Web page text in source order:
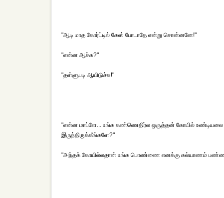
"ஆடி மாத கோர்ட்டில் கேஸ் போடாதே என்று சொன்னனே!"
"என்ன ஆச்சு?"
"தள்ளுபடி ஆயிடுச்சு!"
"என்ன மாப்ளே... உங்க கண்ணெதிர்ல ஒருத்தன் கோயில் உண்டியலை
இருந்திருக்கீங்களே?"
"அந்தக் கோயில்லதான் உங்க பொண்ணை எனக்கு கல்யாணம் பண்ணி